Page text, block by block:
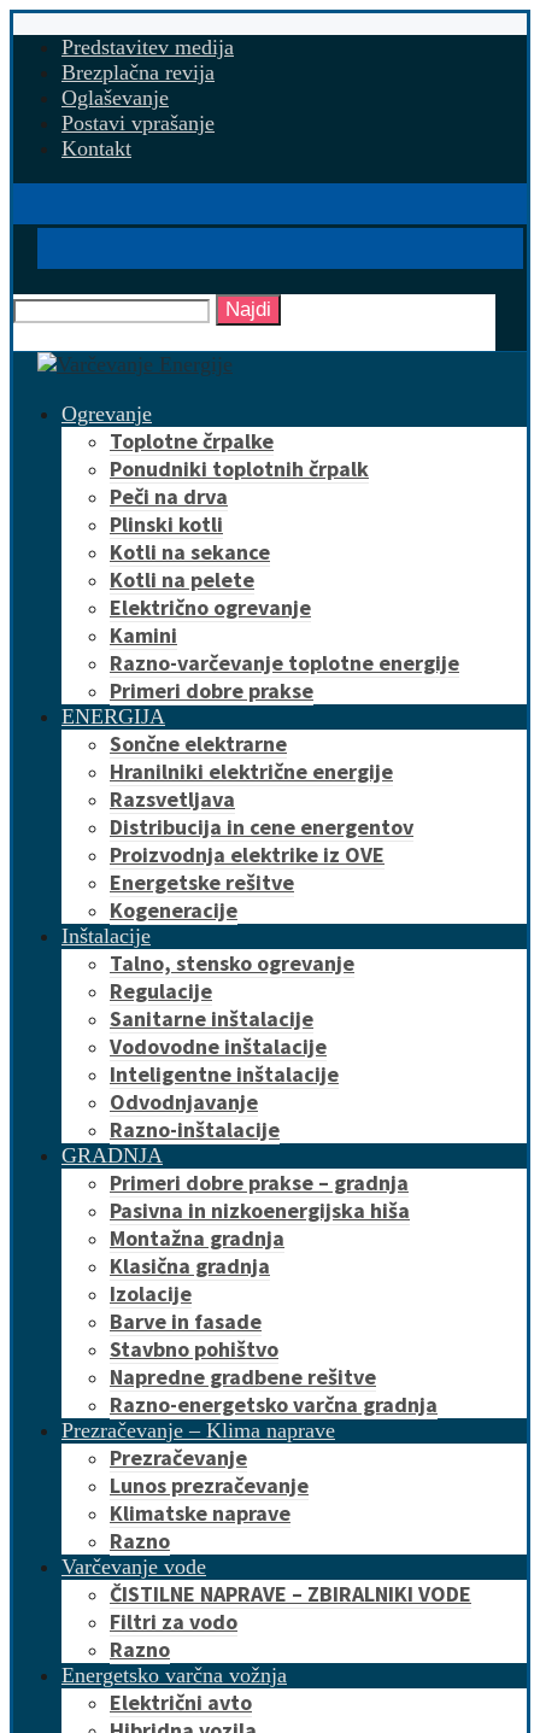
Predstavitev medija
Brezplačna revija
Oglaševanje
Postavi vprašanje
Kontakt
Najdi
Ogrevanje
Toplotne črpalke
Ponudniki toplotnih črpalk
Peči na drva
Plinski kotli
Kotli na sekance
Kotli na pelete
Električno ogrevanje
Kamini
Razno-varčevanje toplotne energije
Primeri dobre prakse
ENERGIJA
Sončne elektrarne
Hranilniki električne energije
Razsvetljava
Distribucija in cene energentov
Proizvodnja elektrike iz OVE
Energetske rešitve
Kogeneracije
Inštalacije
Talno, stensko ogrevanje
Regulacije
Sanitarne inštalacije
Vodovodne inštalacije
Inteligentne inštalacije
Odvodnjavanje
Razno-inštalacije
GRADNJA
Primeri dobre prakse – gradnja
Pasivna in nizkoenergijska hiša
Montažna gradnja
Klasična gradnja
Izolacije
Barve in fasade
Stavbno pohištvo
Napredne gradbene rešitve
Razno-energetsko varčna gradnja
Prezračevanje – Klima naprave
Prezračevanje
Lunos prezračevanje
Klimatske naprave
Razno
Varčevanje vode
ČISTILNE NAPRAVE – ZBIRALNIKI VODE
Filtri za vodo
Razno
Energetsko varčna vožnja
Električni avto